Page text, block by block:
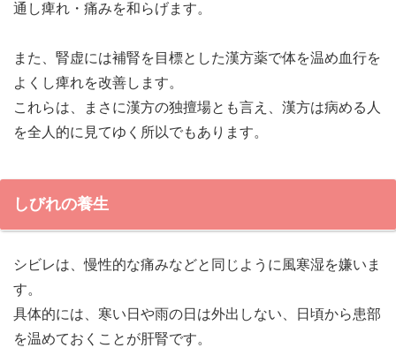
通し痺れ・痛みを和らげます。
また、腎虚には補腎を目標とした漢方薬で体を温め血行を
よくし痺れを改善します。
これらは、まさに漢方の独擅場とも言え、漢方は病める人
を全人的に見てゆく所以でもあります。
しびれの養生
シビレは、慢性的な痛みなどと同じように風寒湿を嫌いま
す。
具体的には、寒い日や雨の日は外出しない、日頃から患部
を温めておくことが肝腎です。